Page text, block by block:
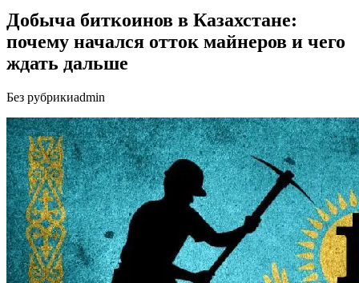
Добыча биткоинов в Казахстане:
почему начался отток майнеров и чего
ждать дальше
Без рубрикиadmin